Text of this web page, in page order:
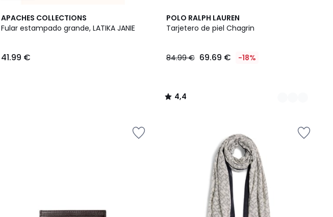
APACHES COLLECTIONS
Fular estampado grande, LATIKA JANIE
41.99 €
POLO RALPH LAUREN
Tarjetero de piel Chagrin
84.99 € 69.69 € -18%
4,4
/ 5
2
Colores
4,4
/